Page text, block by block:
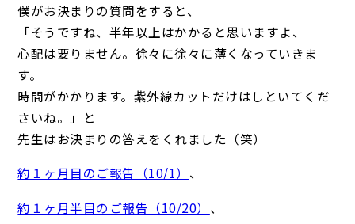
僕がお決まりの質問をすると、
「そうですね、半年以上はかかると思いますよ、
心配は要りません。徐々に徐々に薄くなっていきま
す。
時間がかかります。紫外線カットだけはしといてくだ
さいね。」と
先生はお決まりの答えをくれました（笑）
約１ヶ月目のご報告（10/1） 、
約１ヶ月半目のご報告（10/20） 、